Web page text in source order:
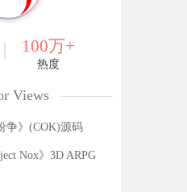
100万+
热度
Views
争》(COK)源码
Nox》3D ARPG